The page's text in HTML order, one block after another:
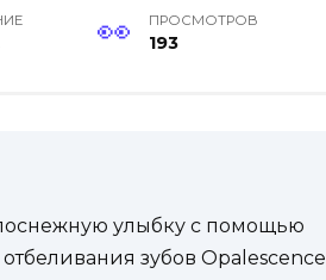
ПРОСМОТРОВ
193
улыбку с помощью
зубов Opalescence